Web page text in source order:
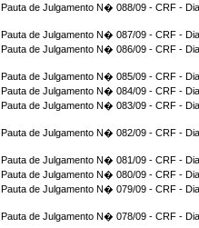
Pauta de Julgamento N� 088/09 - CRF -
Pauta de Julgamento N� 087/09 - CRF -
Pauta de Julgamento N� 086/09 - CRF -
Pauta de Julgamento N� 085/09 - CRF -
Pauta de Julgamento N� 084/09 - CRF -
Pauta de Julgamento N� 083/09 - CRF -
Pauta de Julgamento N� 082/09 - CRF -
Pauta de Julgamento N� 081/09 - CRF -
Pauta de Julgamento N� 080/09 - CRF -
Pauta de Julgamento N� 079/09 - CRF -
Pauta de Julgamento N� 078/09 - CRF -